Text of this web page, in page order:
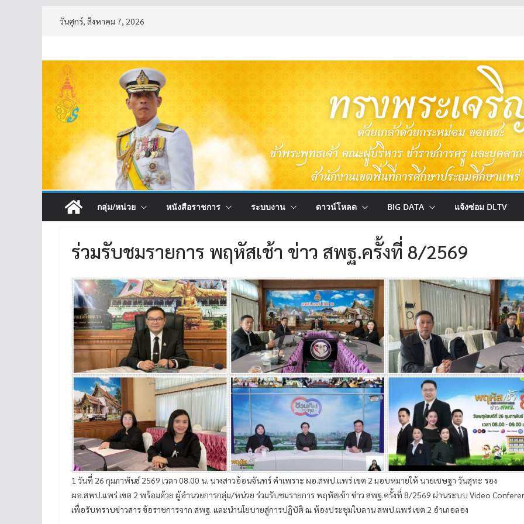
วันศุกร์, สิงหาคม 7, 2026
กลุ่ม/หน่วย หนังสือราชการ ระบบงาน ดาวน์โหลด BIG DATA แจ้งซ่อม DLTV
ร่วมรับชมรายการ พฤหัสเช้า ข่าว สพฐ.ครั้งที่ 8/2569
1 วันที่ 26 กุมภาพันธ์ 2569 เวลา 08.00 น. นางสาวอ้อนจันทร์ คำเพราะ ผอ.สพป.แพร่ เขต 2 มอบหมายให้ นายเชษฐา วันสุทะ รอง
ผอ.สพป.แพร่ เขต 2 พร้อมด้วย ผู้อำนวยการกลุ่ม/หน่วย ร่วมรับชมรายการ พฤหัสเช้า ข่าว สพฐ.ครั้งที่ 8/2569 ผ่านระบบ Video
เพื่อรับทราบข่าวสาร ข้อราชการจาก สพฐ. และนำนโยบายสู่การปฏิบัติ ณ ห้องประชุมใบลาน สพป.แพร่ เขต 2 อำเภอลอง